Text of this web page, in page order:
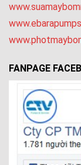
FANPAGE